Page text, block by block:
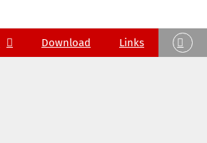
Download Links